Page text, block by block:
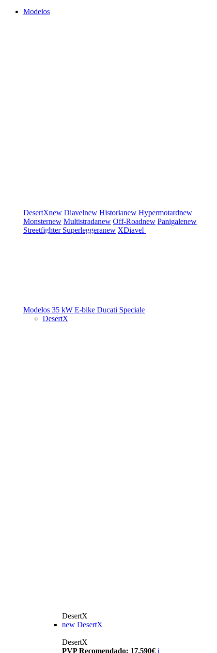
Modelos
DesertXnew Diavelnew Historianew Hypermotardnew
Monsternew Multistradanew Off-Roadnew Panigalenew
Streetfighter Superleggeranew XDiavel
Modelos 35 kW E-bike Ducati Speciale
DesertX
DesertX
new DesertX
DesertX
PVP Recomendado: 17.590€ i